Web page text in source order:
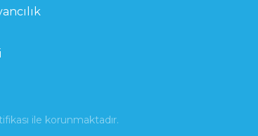
ile korunmaktadır.